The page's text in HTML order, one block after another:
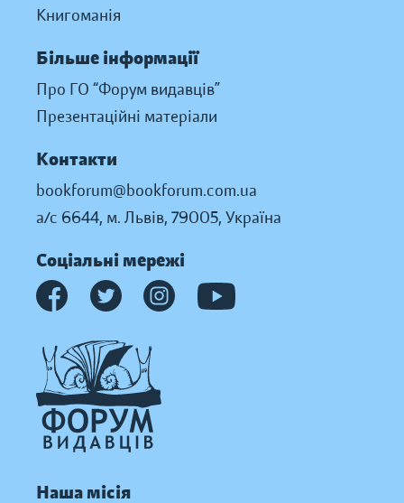
Книгоманія
Більше інформації
Про ГО “Форум видавців”
Презентаційні матеріали
Контакти
bookforum@bookforum.com.ua
а/с 6644, м. Львів, 79005, Україна
Соціальні мережі
Наша місія